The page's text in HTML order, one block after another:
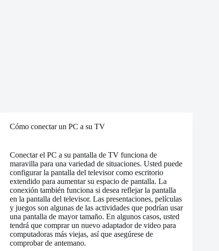
Cómo conectar un PC a su TV
Conectar el PC a su pantalla de TV funciona de
maravilla para una variedad de situaciones. Usted puede
configurar la pantalla del televisor como escritorio
extendido para aumentar su espacio de pantalla. La
conexión también funciona si desea reflejar la pantalla
en la pantalla del televisor. Las presentaciones, películas
y juegos son algunas de las actividades que podrían usar
una pantalla de mayor tamaño. En algunos casos, usted
tendrá que comprar un nuevo adaptador de video para
computadoras más viejas, así que asegúrese de
comprobar de antemano.